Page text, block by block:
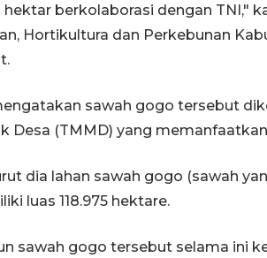
hektar berkolaborasi dengan TNI,"
Hortikultura dan Perkebunan
sawah gogo tersebut
Desa (TMMD) yang
dia lahan sawah gogo (sawah
luas 118.975 hektare.
sawah gogo tersebut selama ini